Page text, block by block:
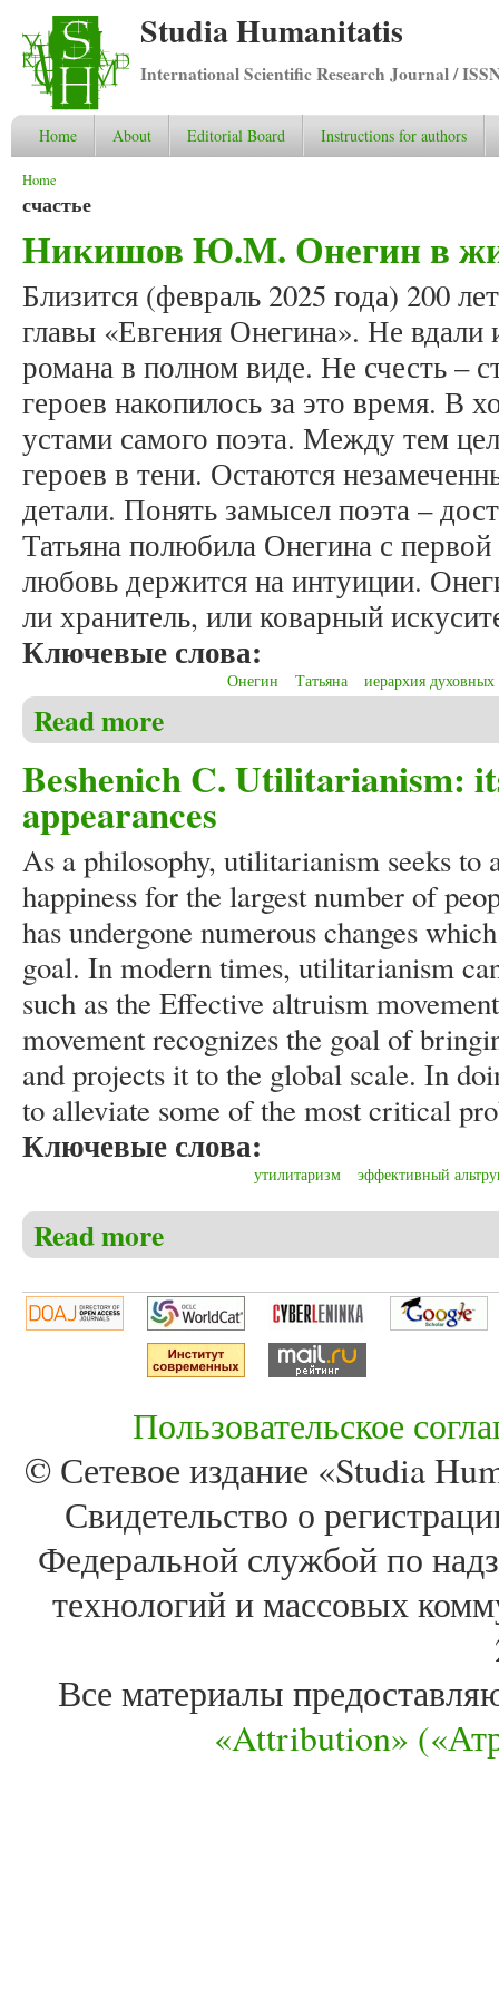
Studia Humanitatis
International Scientific Research Journal /
Home About Editorial Board Instructions for authors
You are here
Home
счастье
Никишов Ю.М. Онегин в
Близится (февраль 2025 года) 200
главы «Евгения Онегина». Не вдали
романа в полном виде. Не счесть –
героев накопилось за это время. В
устами самого поэта. Между тем
героев в тени. Остаются
детали. Понять замысел поэта –
Татьяна полюбила Онегина с
любовь держится на интуиции.
ли хранитель, или коварный
Ключевые слова:
Онегин Татьяна иерархия
Read more
Beshenich C. Utilitarianism:
appearances
As a philosophy, utilitarianism seeks to
happiness for the largest number of
has undergone numerous changes
goal. In modern times, utilitarianism
such as the Effective altruism
movement recognizes the goal of
and projects it to the global scale. In
to alleviate some of the most critical
Ключевые слова:
утилитаризм эффективный
Read more
Пользовательское
© Сетевое издание «Studia
Свидетельство о
Федеральной службой по
технологий и массовых
Все материалы
«Attribution»